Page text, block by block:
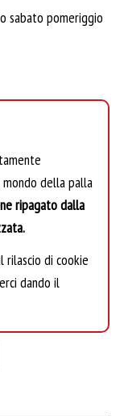
sabato pomeriggio
della palla
ripagato dalla
rilascio di cookie
dando il